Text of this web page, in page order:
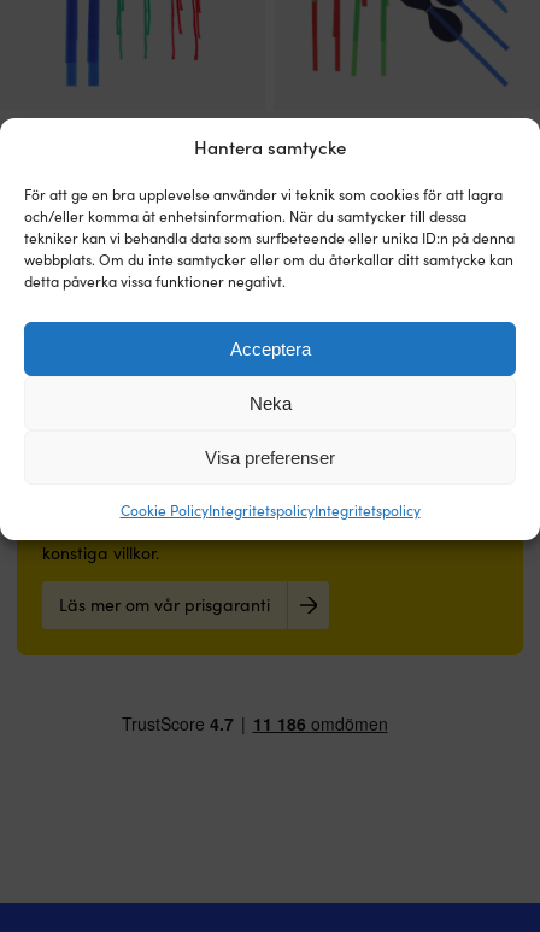
Hantera samtycke
För att ge en bra upplevelse använder vi teknik som cookies för att lagra
och/eller komma åt enhetsinformation. När du samtycker till dessa
tekniker kan vi behandla data som surfbeteende eller unika ID:n på denna
webbplats. Om du inte samtycker eller om du återkallar ditt samtycke kan
detta påverka vissa funktioner negativt.
Acceptera
Neka
Visa preferenser
Cookie PolicyIntegritetspolicyIntegritetspolicy
Luff & Leech V1, bomull, akryl &
gröna, 6 blåa)
79kr
32 I LAGER
Leech Racing Dinghy, Dynakote 75,
139kr
21 I LAGER
Köp nu, prisjämför sen.Vår prisgaranti är superenkel: vi
köpa prylarna nu – hittar du den billigare hos en annan
konstiga villkor.
Läs mer om vår prisgaranti